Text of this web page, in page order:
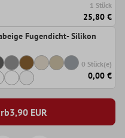
1 Stück
25,80 €
Fugendicht- Silikon
0 Stück(e)
0,00 €
3,90EUR